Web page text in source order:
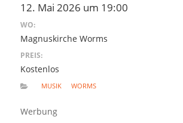
12. Mai 2026 um 19:00
WO:
Magnuskirche Worms
PREIS:
Kostenlos
MUSIK WORMS
Werbung